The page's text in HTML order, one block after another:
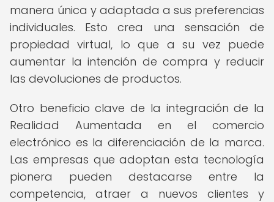
manera única y adaptada a sus preferencias
individuales. Esto crea una sensación de
propiedad virtual, lo que a su vez puede
aumentar la intención de compra y reducir
las devoluciones de productos.
Otro beneficio clave de la integración de la
Realidad Aumentada en el comercio
electrónico es la diferenciación de la marca.
Las empresas que adoptan esta tecnología
pionera pueden destacarse entre la
competencia, atraer a nuevos clientes y